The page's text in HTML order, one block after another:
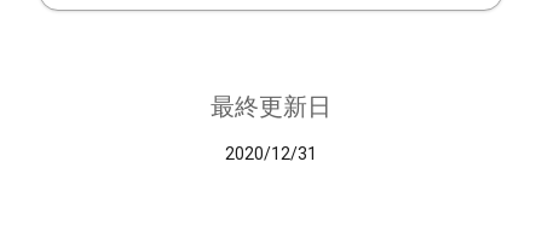
最終更新日
2020/12/31